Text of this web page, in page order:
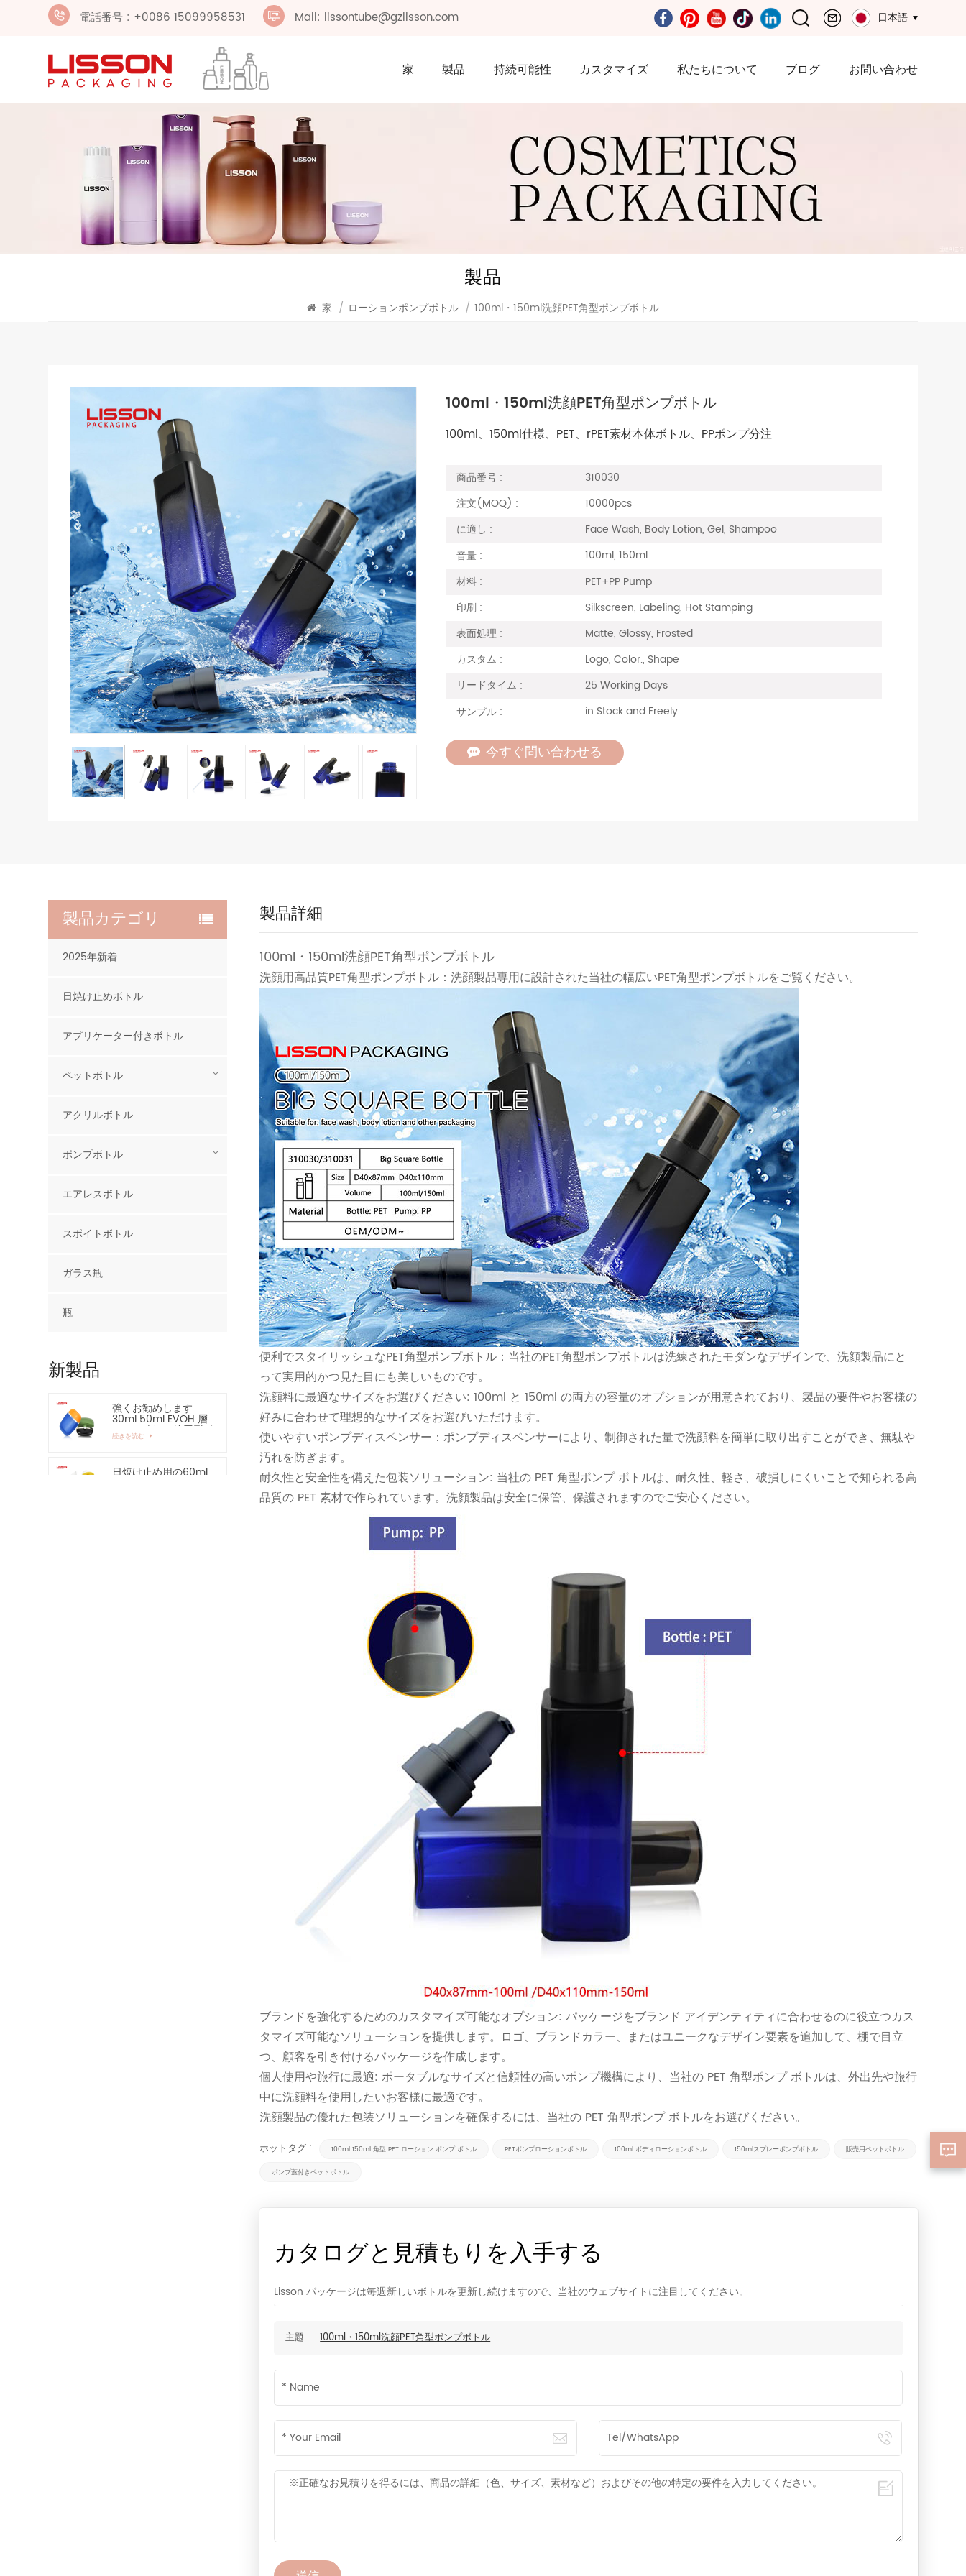
電話番号 : +0086 15099958531 Mail: lissontube@gzlisson.com 日本語
家 製品 持続可能性 カスタマイズ 私たちについて ブログ お問い合わせ
製品
家 / ローションポンプボトル / 100ml・150ml洗顔PET角型ポンプボトル
100ml・150ml洗顔PET角型ポンプボトル
100ml、150ml仕様、PET、rPET素材本体ボトル、PPポンプ分注
商品番号 :
310030
注文(MOQ) :
10000pcs
に適し :
Face Wash, Body Lotion, Gel, Shampoo
音量 :
100ml, 150ml
材料 :
PET+PP Pump
印刷 :
Silkscreen, Labeling, Hot Stamping
表面処理 :
Matte, Glossy, Frosted
カスタム :
Logo, Color., Shape
リードタイム :
25 Working Days
サンプル :
in Stock and Freely
今すぐ問い合わせる
製品詳細
100ml・150ml洗顔PET角型ポンプボトル
洗顔用高品質PET角型ポンプボトル：洗顔製品専用に設計された当社の幅広いPET角型ポンプボトルをご覧ください。
便利でスタイリッシュなPET角型ポンプボトル：当社のPET角型ポンプボトルは洗練されたモダンなデザインで、洗顔製品にと
って実用的かつ見た目にも美しいものです。
洗顔料に最適なサイズをお選びください: 100ml と 150ml の両方の容量のオプションが用意されており、製品の要件やお客様の
好みに合わせて理想的なサイズをお選びいただけます。
使いやすいポンプディスペンサー：ポンプディスペンサーにより、制御された量で洗顔料を簡単に取り出すことができ、無駄や
汚れを防ぎます。
耐久性と安全性を備えた包装ソリューション: 当社の PET 角型ポンプ ボトルは、耐久性、軽さ、破損しにくいことで知られる高
品質の PET 素材で作られています。洗顔製品は安全に保管、保護されますのでご安心ください。
ブランドを強化するためのカスタマイズ可能なオプション: パッケージをブランド アイデンティティに合わせるのに役立つカス
タマイズ可能なソリューションを提供します。ロゴ、ブランドカラー、またはユニークなデザイン要素を追加して、棚で目立
つ、顧客を引き付けるパッケージを作成します。
個人使用や旅行に最適: ポータブルなサイズと信頼性の高いポンプ機構により、当社の PET 角型ポンプ ボトルは、外出先や旅行
中に洗顔料を使用したいお客様に最適です。
洗顔製品の優れた包装ソリューションを確保するには、当社の PET 角型ポンプ ボトルをお選びください。
ホットタグ : 100ml 150ml 角型 PET ローション ポンプ ボトル PETポンプローションボトル 100ml ボディローションボトル 150mlスプレーポンプボトル
販売用ペットボトル
ポンプ蓋付きペットボトル
カタログと見積もりを入手する
Lisson パッケージは毎週新しいボトルを更新し続けますので、当社のウェブサイトに注目してください。
主題 : 100ml・150ml洗顔PET角型ポンプボトル
製品カテゴリ
2025年新着
日焼け止めボトル
アプリケーター付きボトル
ペットボトル
アクリルボトル
ポンプボトル
エアレスボトル
スポイトボトル
ガラス瓶
瓶
新製品
強くお勧めします
30ml 50ml EVOH 層
HDPE ボトル 楕円形プ
ラスチックボトル
続きを読む
日焼け止め用の60ml